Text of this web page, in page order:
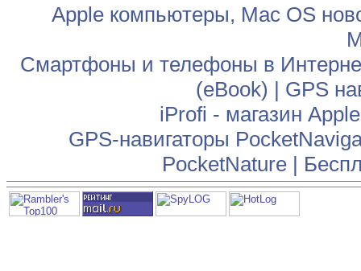
Apple компьютеры, Mac OS
Смартфоны и телефоны в
(eBook) | GPS
iProfi - магазин
GPS-навигаторы
PocketNature|